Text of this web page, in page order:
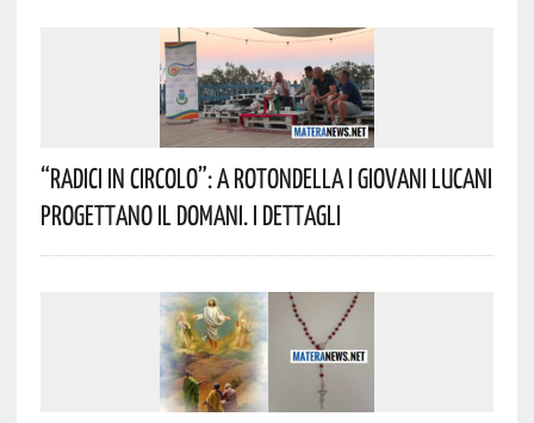
“Radici In Circolo”: A Rotondella I Giovani Lucani
Progettano Il Domani. I Dettagli